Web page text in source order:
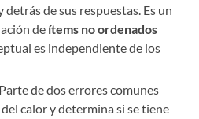
detrás de sus respuestas. Es un
de ítems no ordenados
es independiente de los
Parte de dos errores comunes
calor y determina si se tiene